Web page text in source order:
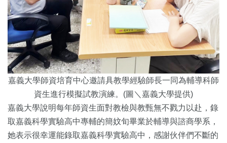
嘉義大學師資培育中心邀請具教學經驗師長一同為輔導科師
資生進行模擬試教演練。(圖＼嘉義大學提供)
嘉義大學說明每年師資生面對教檢與教甄無不戮力以赴， 錄
取嘉義科學實驗高中專輔的簡妏旬畢業於輔導與諮商學系，
她表示很幸運能錄取嘉義科學實驗高中，感謝伙伴們不斷的